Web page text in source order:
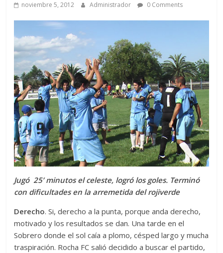
noviembre 5, 2012 Administrador 0 Comments
Jugó 25’ minutos el celeste, logró los goles. Terminó
con dificultades en la arremetida del rojiverde
Derecho. Si, derecho a la punta, porque anda derecho,
motivado y los resultados se dan. Una tarde en el
Sobrero donde el sol caía a plomo, césped largo y mucha
traspiración. Rocha FC salió decidido a buscar el partido,